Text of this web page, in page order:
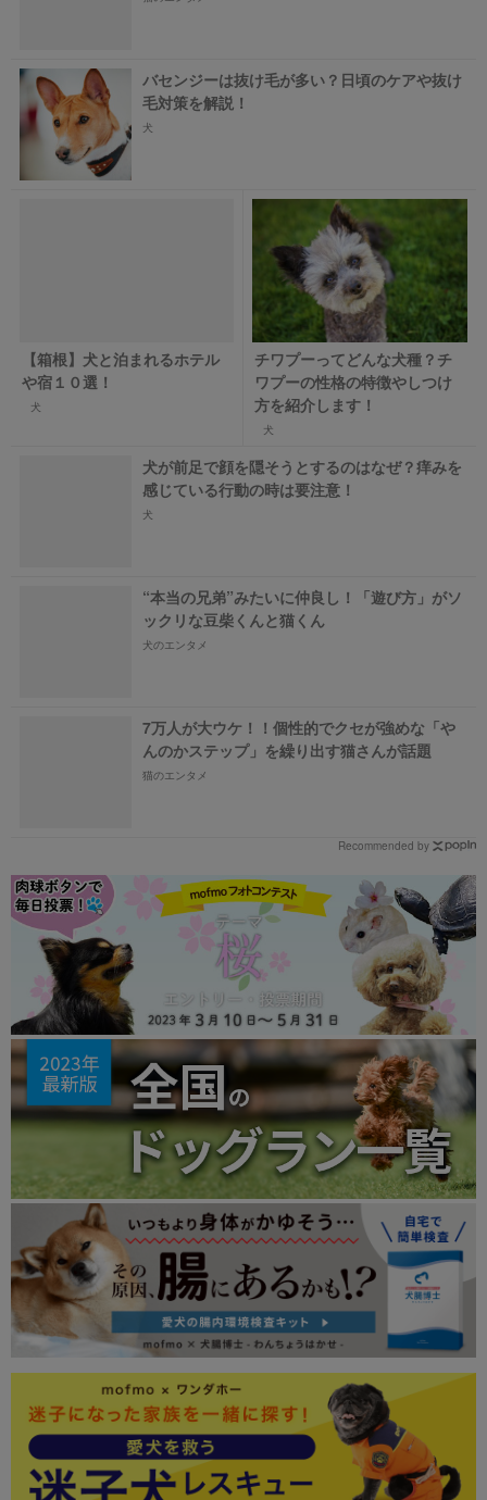
バセンジーは抜け毛が多い？日頃のケアや抜け
毛対策を解説！
犬
【箱根】犬と泊まれるホテル
や宿１０選！
犬
チワプーってどんな犬種？チ
ワプーの性格の特徴やしつけ
方を紹介します！
犬
犬が前足で顔を隠そうとするのはなぜ？痒みを
感じている行動の時は要注意！
犬
“本当の兄弟”みたいに仲良し！「遊び方」がソ
ックリな豆柴くんと猫くん
犬のエンタメ
7万人が大ウケ！！個性的でクセが強めな「や
んのかステップ」を繰り出す猫さんが話題
猫のエンタメ
Recommended by